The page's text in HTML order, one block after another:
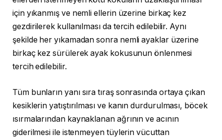
için yıkanmış ve nemli ellerin üzerine birkaç kez
gezdirilerek kullanılması da tercih edilebilir. Aynı
şekilde her yıkamadan sonra nemli ayaklar üzerine
birkaç kez sürülerek ayak kokusunun önlenmesi
tercih edilebilir.
Tüm bunların yanı sıra tıraş sonrasında ortaya çıkan
kesiklerin yatıştırılması ve kanın durdurulması, böcek
ısırmalarından kaynaklanan ağrının ve acının
giderilmesi ile istenmeyen tüylerin vücuttan